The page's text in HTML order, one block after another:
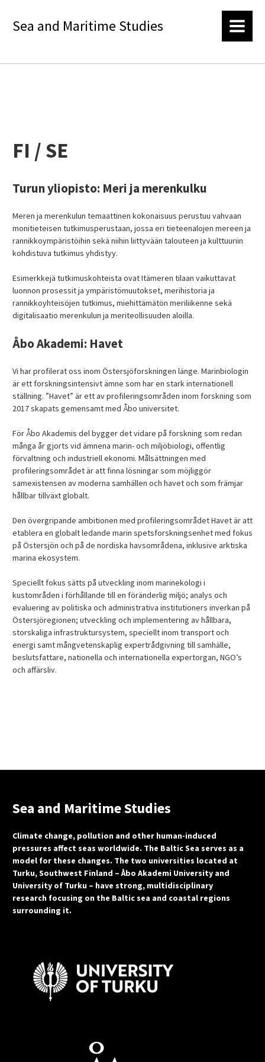
Sea and Maritime Studies MENU
FI / SE
Turun yliopisto: Meri ja merenkulku
Meren ja merenkulun temaattinen kokonaisuus perustuu vahvaan
monitieteisen tutkimusperustaan, jossa eri tieteenalojen mereen ja
rannikkoympäristöihin sekä niihin liittyvään talouteen ja kulttuuriin
kohdistuva tutkimus yhdistyy.
Esimerkkejä tutkimuskohteista ovat Itämeren tilaan vaikuttavat
luonnon prosessit ja ympäristömuutokset, merihistoria ja
rannikkoyhteisöjen tutkimus, miehittämätön meriliikenne sekä
digitalisaatio merenkulun ja meriteollisuuden aloilla.
Åbo Akademi: Havet
Vi har profilerat oss inom Östersjöforskningen länge. Marinbiologin
är ett forskningsintensivt ämne som har en stark internationell
ställning. ”Havet” är ett av profileringsområden inom forskning som
2017 skapats gemensamt med Åbo universitet.
För Åbo Akademis del bygger det vidare på forskning som redan
många år gjorts vid ämnena marin- och miljöbiologi, offentlig
förvaltning och industriell ekonomi. Målsättningen med
profileringsområdet är att finna lösningar som möjliggör
samexistensen av moderna samhällen och havet och som främjar
hållbar tillväxt globalt.
Den övergripande ambitionen med profileringsområdet Havet är att
etablera en globalt ledande marin spetsforskningsenhet med fokus
på Östersjön och på de nordiska havsområdena, inklusive arktiska
marina ekosystem.
Speciellt fokus sätts på utveckling inom marinekologi i
kustområden i förhållande till en föränderlig miljö; analys och
evaluering av politiska och administrativa institutioners inverkan på
Östersjöregionen; utveckling och implementering av hållbara,
storskaliga infrastruktursystem, speciellt inom transport och
energi samt mångvetenskaplig expertrådgivning till samhälle,
beslutsfattare, nationella och internationella expertorgan, NGO’s
och affärsliv.
Sea and Maritime Studies
Climate change, pollution and other human-induced
pressures affect seas worldwide. The Baltic Sea serves as a
model for these changes. The two universities located at
Turku, Southwest Finland – Åbo Akademi University and
University of Turku – have strong, multidisciplinary
research focusing on the Baltic sea and coastal regions
surrounding it.